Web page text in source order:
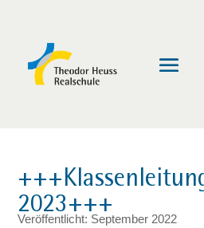
2023+++
Veröffentlicht: September 2022